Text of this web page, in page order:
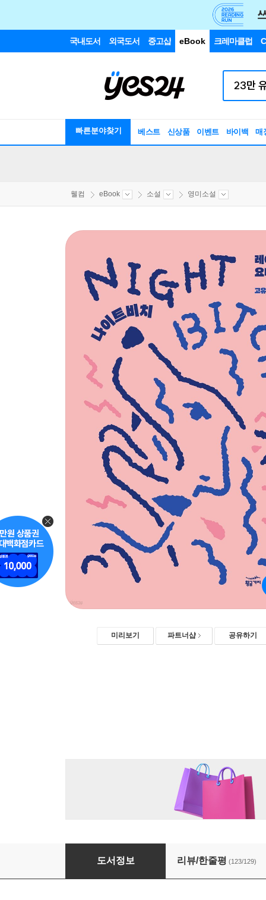
국내도서 외국도서 중고샵 eBook 크레마클럽
빠른분야찾기 베스트 신상품 이벤트 바이백 매
웰컴 eBook 소설 영미소설
미리보기 파트너샵 공유하기
나이트 비치
도서정보 리뷰/한줄평 (123/129)